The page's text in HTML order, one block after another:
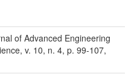
of Advanced Engineering
v. 10, n. 4, p. 99-107,